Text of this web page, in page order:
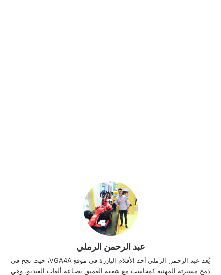
عبد الرحمن الرملي
يُعد عبد الرحمن الرملي أحد الأقلام البارزة في موقع VGA4A، حيث نجح في
دمج مسيرته المهنية كمحاسب مع شغفه العميق بصناعة ألعاب الفيديو، وهي